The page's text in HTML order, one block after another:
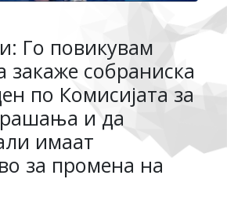
Го повикувам
закаже собраниска
по Комисијата за
и да
имаат
за промена на